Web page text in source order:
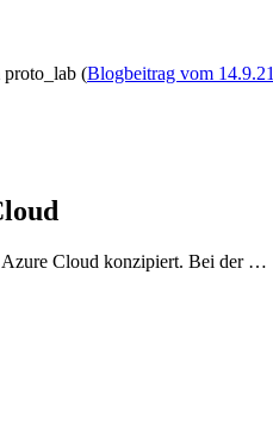
proto_lab (Blogbeitrag vom 14.9.21
Azure Cloud konzipiert. Bei der …